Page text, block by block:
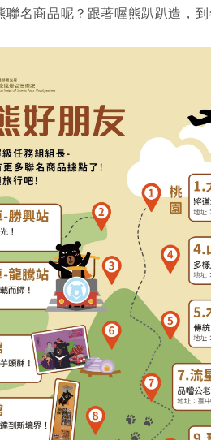
聯名商品呢？跟著喔熊趴趴造，